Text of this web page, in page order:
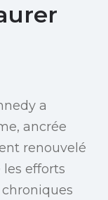
a
ancrée
renouvelé
efforts